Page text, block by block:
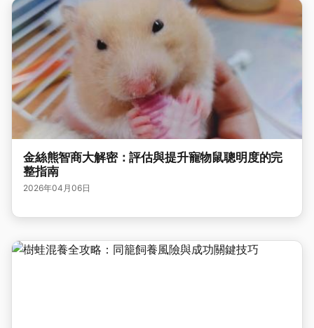
金絲熊智商大解密：評估與提升寵物鼠聰明度的完
整指南
2026年04月06日